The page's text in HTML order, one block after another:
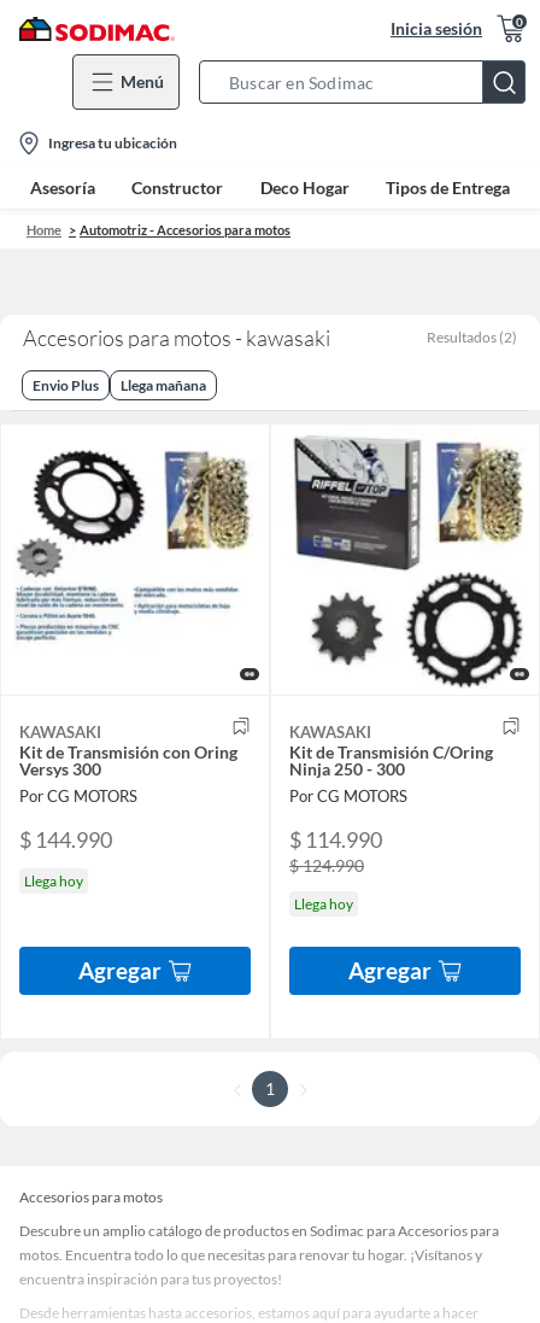
Inicia sesión 0
Menú
Bar
location-
icon
Ingresa tu ubicación
Asesoría Constructor Deco Hogar Tipos de Entrega
Home Automotriz - Accesorios para motos
Accesorios para motos - kawasaki Resultados (2)
Envio Plus Llega mañana
KAWASAKI
Kit de Transmisión con Oring
Versys 300
Por CG MOTORS
$ 144.990
Llega hoy
Agregar
KAWASAKI
Kit de Transmisión C/Oring
Ninja 250 - 300
Por CG MOTORS
$ 114.990
$ 124.990
Llega hoy
Agregar
1
Accesorios para motos
Descubre un amplio catálogo de productos en Sodimac para Accesorios para
motos. Encuentra todo lo que necesitas para renovar tu hogar. ¡Visítanos y
encuentra inspiración para tus proyectos!
Desde herramientas hasta accesorios, estamos aquí para ayudarte a hacer